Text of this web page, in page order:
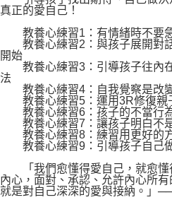
真正的愛自己！
教養心練習1：有情緒時不要
教養心練習2：與孩子展開對
開始
教養心練習3：引導孩子往內
法
教養心練習4：自我覺察是改
教養心練習5：運用3R修復親
教養心練習6：孩子的不當行
教養心練習7：讓孩子明白不
教養心練習8：練習用更好的
教養心練習9：引導孩子自己
「我們愈懂得愛自己，就愈懂
內心，面對、承認、允許內心所
就是對自己深深的愛與接納。」